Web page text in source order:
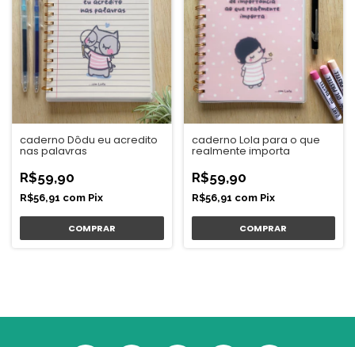
caderno Dôdu eu acredito
nas palavras
R$59,90
R$56,91 com Pix
caderno Lola para o que
realmente importa
R$59,90
R$56,91 com Pix